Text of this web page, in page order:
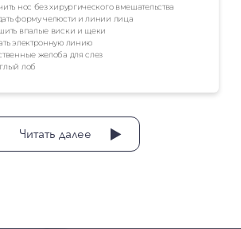
нос без хирургического вмешательства
форму челюсти и линии лица
впалые виски и щеки
электронную линию
желоба для слез
лоб
Читать далее